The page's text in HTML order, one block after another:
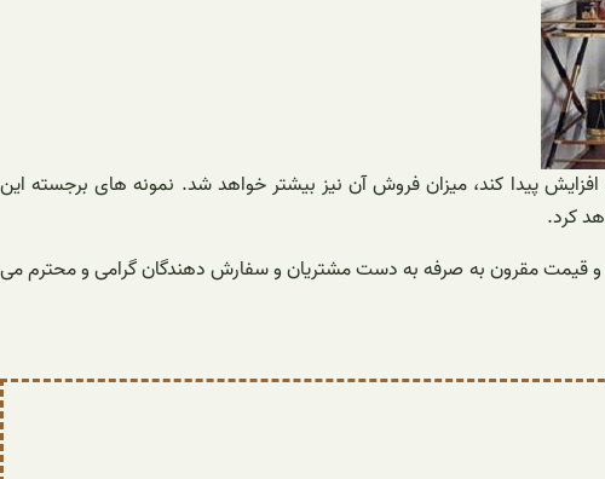
پیدا کند، میزان فروش آن نیز بیشتر خواهد شد. نمونه های برجسته این
کرد.
و قیمت مقرون به صرفه به دست مشتریان و سفارش دهندگان گرامی و محترم می